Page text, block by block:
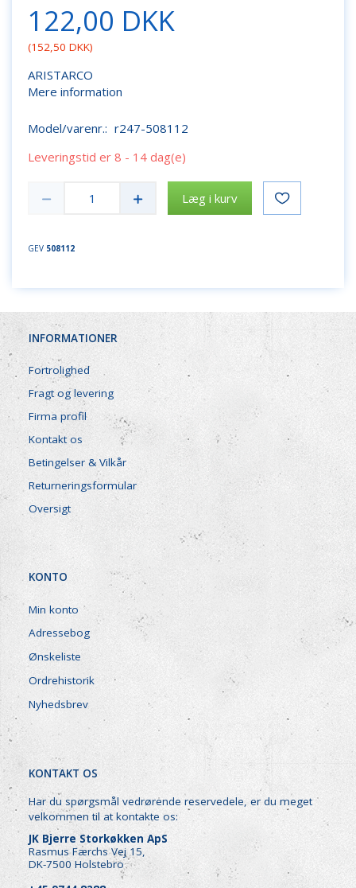
122,00 DKK
(152,50 DKK)
ARISTARCO
Mere information
Model/varenr.: r247-508112
Leveringstid er 8 - 14 dag(e)
Læg i kurv
GEV 508112
INFORMATIONER
Fortrolighed
Fragt og levering
Firma profil
Kontakt os
Betingelser & Vilkår
Returneringsformular
Oversigt
KONTO
Min konto
Adressebog
Ønskeliste
Ordrehistorik
Nyhedsbrev
KONTAKT OS
Har du spørgsmål vedrørende reservedele, er du meget
velkommen til at kontakte os:
JK Bjerre Storkøkken ApS
Rasmus Færchs Vej 15,
DK-7500 Holstebro